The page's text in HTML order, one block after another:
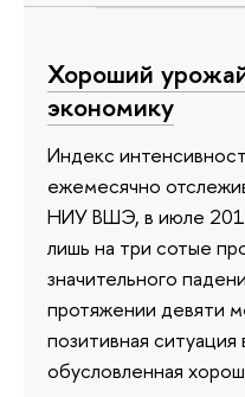
Хороший
экономику
Индекс
ежемесячно
НИУ ВШЭ, в июле
лишь на три сотые
значительного
протяжении девяти
позитивная
обусловленная